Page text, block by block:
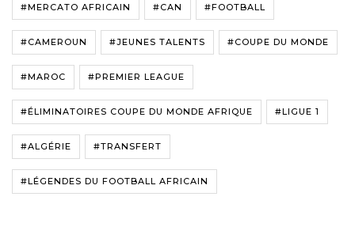
#MERCATO AFRICAIN #CAN #FOOTBALL
#CAMEROUN #JEUNES TALENTS #COUPE DU MONDE
#MAROC #PREMIER LEAGUE
#ÉLIMINATOIRES COUPE DU MONDE AFRIQUE #LIGUE 1
#ALGÉRIE #TRANSFERT
#LÉGENDES DU FOOTBALL AFRICAIN